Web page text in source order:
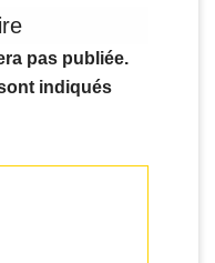
pas publiée.
indiqués